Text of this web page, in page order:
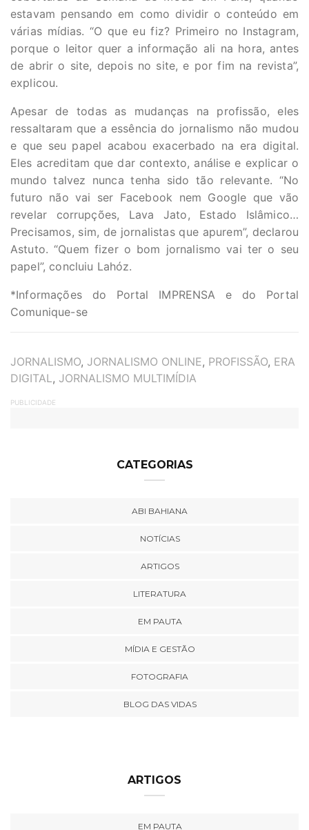
estavam pensando em como dividir o conteúdo em
várias mídias. “O que eu fiz? Primeiro no Instagram,
porque o leitor quer a informação ali na hora, antes
de abrir o site, depois no site, e por fim na revista”,
explicou.
Apesar de todas as mudanças na profissão, eles
ressaltaram que a essência do jornalismo não mudou
e que seu papel acabou exacerbado na era digital.
Eles acreditam que dar contexto, análise e explicar o
mundo talvez nunca tenha sido tão relevante. “No
futuro não vai ser Facebook nem Google que vão
revelar corrupções, Lava Jato, Estado Islâmico…
Precisamos, sim, de jornalistas que apurem”, declarou
Astuto. “Quem fizer o bom jornalismo vai ter o seu
papel”, concluiu Lahóz.
*Informações do Portal IMPRENSA e do Portal
Comunique-se
TAGS
JORNALISMO, JORNALISMO ONLINE, PROFISSÃO, ERA
DIGITAL, JORNALISMO MULTIMÍDIA
PUBLICIDADE
CATEGORIAS
ABI BAHIANA
NOTÍCIAS
ARTIGOS
LITERATURA
EM PAUTA
MÍDIA E GESTÃO
FOTOGRAFIA
BLOG DAS VIDAS
ARTIGOS
EM PAUTA